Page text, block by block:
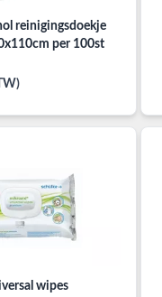
reinigingsdoekje
per 100st
wipes